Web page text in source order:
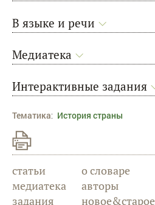
В языке и речи
Медиатека
Интерактивные задания
Тематика: История страны
статьи
медиатека
задания
о словаре
авторы
новое&старое